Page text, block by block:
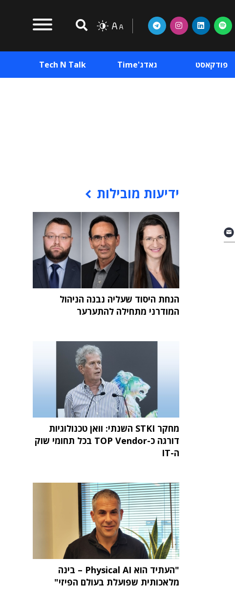
פודקאסט גאדג'Time Tech N Talk
ידיעות מובילות
הנחת היסוד שעליה נבנה הניהול
המודרני מתחילה להתערער
מחקר STKI השנתי: וואן טכנולוגיות
דורגה כ-TOP Vendor בכל תחומי שוק
ה-IT
"העתיד הוא Physical AI – בינה
מלאכותית שפועלת בעולם הפיזי"